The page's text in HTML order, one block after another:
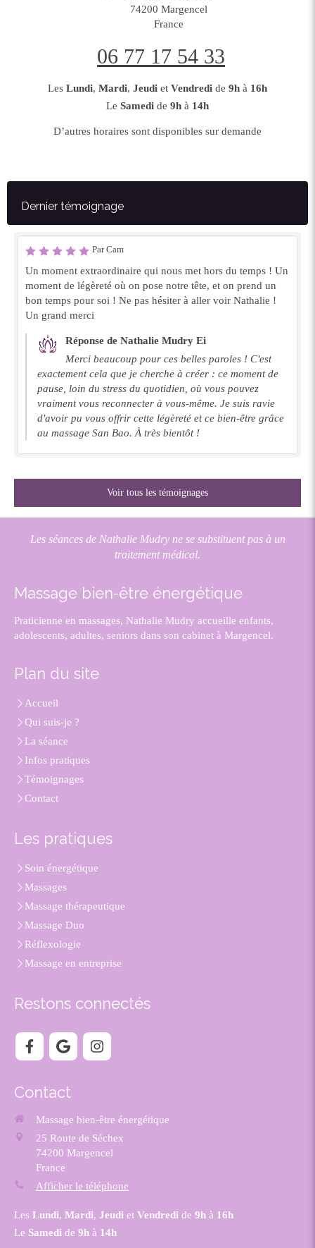
74200 Margencel
France
06 77 17 54 33
Les Lundi, Mardi, Jeudi et Vendredi de 9h à 16h
Le Samedi de 9h à 14h
D’autres horaires sont disponibles sur demande
Dernier témoignage
Par Cam
Un moment extraordinaire qui nous met hors du temps ! Un
moment de légèreté où on pose notre tête, et on prend un
bon temps pour soi ! Ne pas hésiter à aller voir Nathalie !
Un grand merci
Réponse de Nathalie Mudry Ei
Merci beaucoup pour ces belles paroles ! C'est
exactement cela que je cherche à créer : ce moment de
pause, loin du stress du quotidien, où vous pouvez
vraiment vous reconnecter à vous-même. Je suis ravie
d'avoir pu vous offrir cette légèreté et ce bien-être grâce
au massage San Bao. À très bientôt !
Voir tous les témoignages
Les séances de Nathalie Mudry ne se substituent pas à un
traitement médical.
Massage bien-être énergétique
Praticienne en massages, Nathalie Mudry accueille enfants,
adolescents, adultes, seniors dans son cabinet à Margencel.
Plan du site
Accueil
Qui suis-je ?
La séance
Infos pratiques
Témoignages
Contact
Les pratiques
Soin énergétique
Massages
Massage thérapeutique
Massage Duo
Réflexologie
Massage en entreprise
Restons connectés
Contact
Massage bien-être énergétique
25 Route de Séchex
74200 Margencel
France
Afficher le téléphone
Les Lundi, Mardi, Jeudi et Vendredi de 9h à 16h
Le Samedi de 9h à 14h